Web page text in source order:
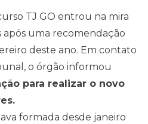
TJ GO entrou na mira
uma recomendação
deste ano. Em contato
o órgão informou
para realizar o novo
formada desde janeiro